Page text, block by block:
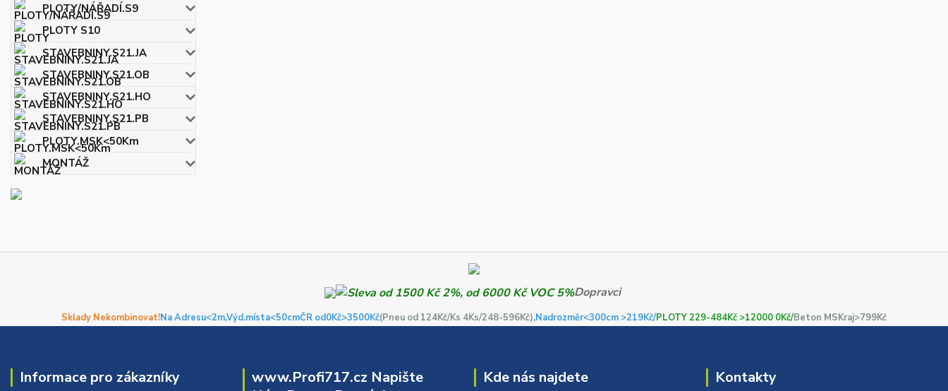
PLOTY/NÁŘADÍ.S9
PLOTY S10
STAVEBNINY.S21.JA
STAVEBNINY.S21.OB
STAVEBNINY.S21.HO
STAVEBNINY.S21.PB
PLOTY.MSK<50Km
MONTÁŽ
Dopravci
Sklady Nekombinovat!Na Adresu<2m,Výd.místa<50cmČR od0Kč>3500Kč(Pneu od 124Kč/Ks 4Ks/248-596Kč),Nadrozměr<300cm >219Kč/PLOTY 229-484Kč >12000 0Kč/Beton MSKraj>799Kč
Informace pro zákazníky
www.Profi717.cz Napište
Kde nás najdete Kontakty